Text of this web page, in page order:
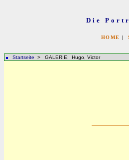
Die
HOME |
Startseite > GALERIE: Hugo, Victor